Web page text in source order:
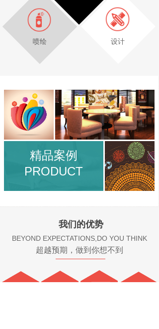
喷绘 设计
精品案例
PRODUCT
我们的优势
BEYOND EXPECTATIONS,DO YOU THINK
超越预期，做到你想不到